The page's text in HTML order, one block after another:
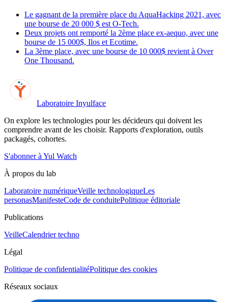
Le gagnant de la première place du AquaHacking 2021, avec
une bourse de 20 000 $ est O-Tech.
Deux projets ont remporté la 2ème place ex-aequo, avec une
bourse de 15 000$, Ilos et Ecotime.
La 3ème place, avec une bourse de 10 000$ revient à Over
One Thousand.
Laboratoire Inyulface
On explore les technologies pour les décideurs qui doivent les
comprendre avant de les choisir. Rapports d'exploration, outils
packagés, cohortes.
S'abonner à Yul Watch
À propos du lab
Laboratoire numériqueVeille technologiqueLes
personasManifesteCode de conduitePolitique éditoriale
Publications
VeilleCalendrier techno
Légal
Politique de confidentialitéPolitique des cookies
Réseaux sociaux